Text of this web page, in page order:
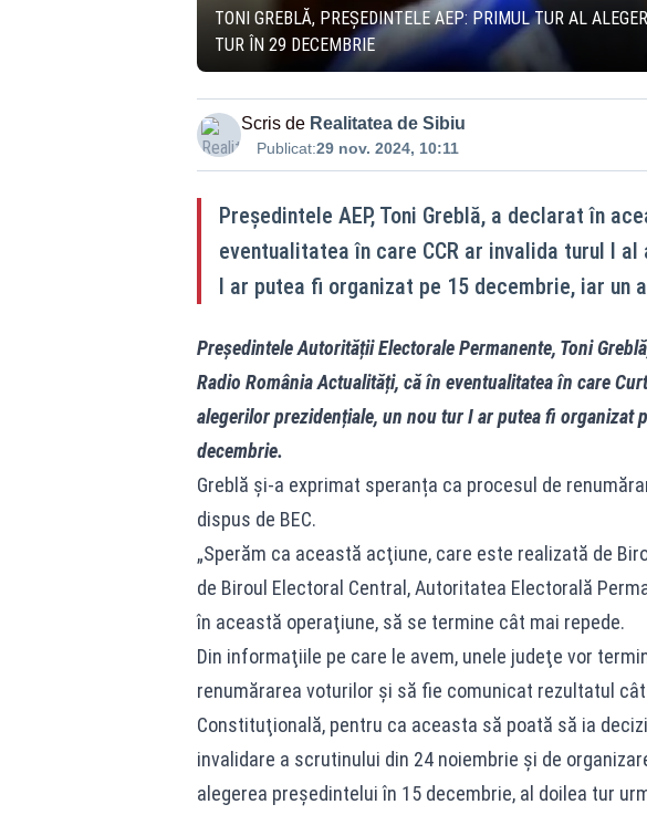
TONI GREBLĂ, PREȘEDINTELE AEP: PRIMUL TUR AL
TUR ÎN 29 DECEMBRIE
Scris de Realitatea de Sibiu
Publicat:29 nov. 2024, 10:11
Președintele AEP, Toni Greblă, a declarat în
eventualitatea în care CCR ar invalida turul I
I ar putea fi organizat pe 15 decembrie, iar un
Președintele Autorității Electorale Permanente, Toni
Radio România Actualități, că în eventualitatea în care
alegerilor prezidențiale, un nou tur I ar putea fi organizat
decembrie.
Greblă și-a exprimat speranța ca procesul de
dispus de BEC.
„Sperăm ca această acţiune, care este realizată de
de Biroul Electoral Central, Autoritatea Electorală
în această operaţiune, să se termine cât mai repede.
Din informaţiile pe care le avem, unele judeţe vor
renumărarea voturilor şi să fie comunicat rezultatul
Constituţională, pentru ca aceasta să poată să ia
invalidare a scrutinului din 24 noiembrie şi de
alegerea preşedintelui în 15 decembrie, al doilea tur